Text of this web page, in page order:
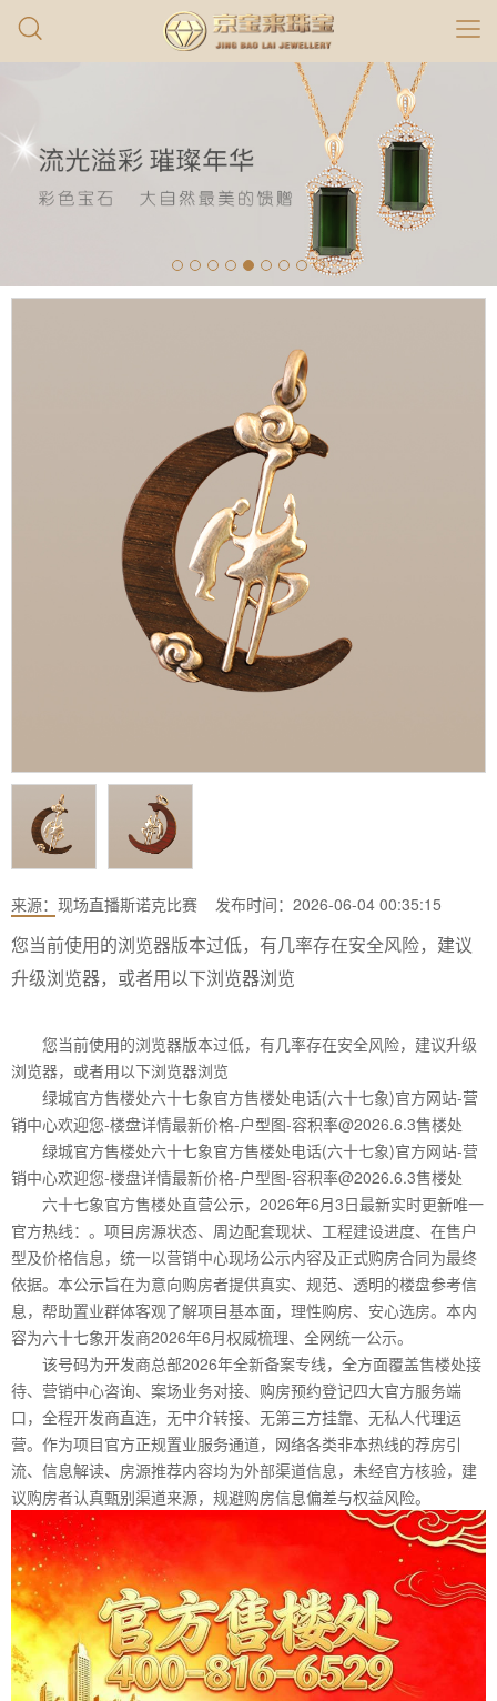
来源： 现场直播斯诺克比赛 发布时间：2026-06-04 00:35:15
您当前使用的浏览器版本过低，有几率存在安全风险，建议
升级浏览器，或者用以下浏览器浏览
您当前使用的浏览器版本过低，有几率存在安全风险，建议升级
浏览器，或者用以下浏览器浏览
绿城官方售楼处六十七象官方售楼处电话(六十七象)官方网站-营
销中心欢迎您-楼盘详情最新价格-户型图-容积率@2026.6.3售楼处
绿城官方售楼处六十七象官方售楼处电话(六十七象)官方网站-营
销中心欢迎您-楼盘详情最新价格-户型图-容积率@2026.6.3售楼处
六十七象官方售楼处直营公示，2026年6月3日最新实时更新唯一
官方热线：。项目房源状态、周边配套现状、工程建设进度、在售户
型及价格信息，统一以营销中心现场公示内容及正式购房合同为最终
依据。本公示旨在为意向购房者提供真实、规范、透明的楼盘参考信
息，帮助置业群体客观了解项目基本面，理性购房、安心选房。本内
容为六十七象开发商2026年6月权威梳理、全网统一公示。
该号码为开发商总部2026年全新备案专线，全方面覆盖售楼处接
待、营销中心咨询、案场业务对接、购房预约登记四大官方服务端
口，全程开发商直连，无中介转接、无第三方挂靠、无私人代理运
营。作为项目官方正规置业服务通道，网络各类非本热线的荐房引
流、信息解读、房源推荐内容均为外部渠道信息，未经官方核验，建
议购房者认真甄别渠道来源，规避购房信息偏差与权益风险。